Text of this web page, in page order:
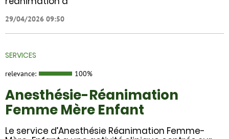
29/04/2026 09:50
SERVICES
relevance: 100%
Anesthésie-Réanimation
Femme Mère Enfant
Le service d’Anesthésie Réanimation Femme-